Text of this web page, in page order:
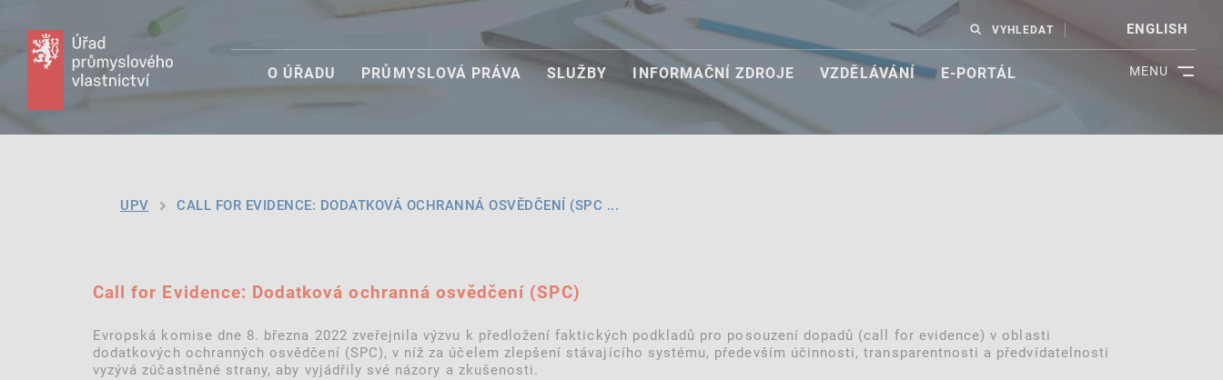
MENU
VYHLEDAT ENGLISH
O ÚŘADU PRŮMYSLOVÁ PRÁVA SLUŽBY INFORMAČNÍ ZDROJE VZDĚLÁVÁNÍ E-PORTÁL
UPV CALL FOR EVIDENCE: DODATKOVÁ OCHRANNÁ OSVĚDČENÍ (SPC ...
Call for Evidence: Dodatková ochranná osvědčení (SPC)
Evropská komise dne 8. března 2022 zveřejnila výzvu k předložení faktických podkladů pro posouzení dopadů (call for evidence) v oblasti
dodatkových ochranných osvědčení (SPC), v níž za účelem zlepšení stávajícího systému, především účinnosti, transparentnosti a předvídatelnosti
vyzývá zúčastněné strany, aby vyjádřily své názory a zkušenosti.